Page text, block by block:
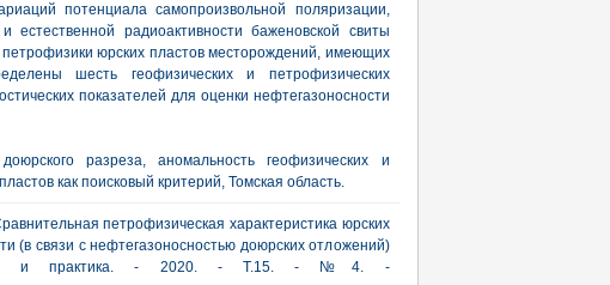
потенциала самопроизвольной поляризации,
естественной радиоактивности баженовской свиты
юрских пластов месторождений, имеющих
шесть геофизических и петрофизических
показателей для оценки нефтегазоносности
разреза, аномальность геофизических и
как поисковый критерий, Томская область.
петрофизическая характеристика юрских
(в связи с нефтегазоносностью доюрских отложений)
и практика. - 2020. - Т.15. - №4. -